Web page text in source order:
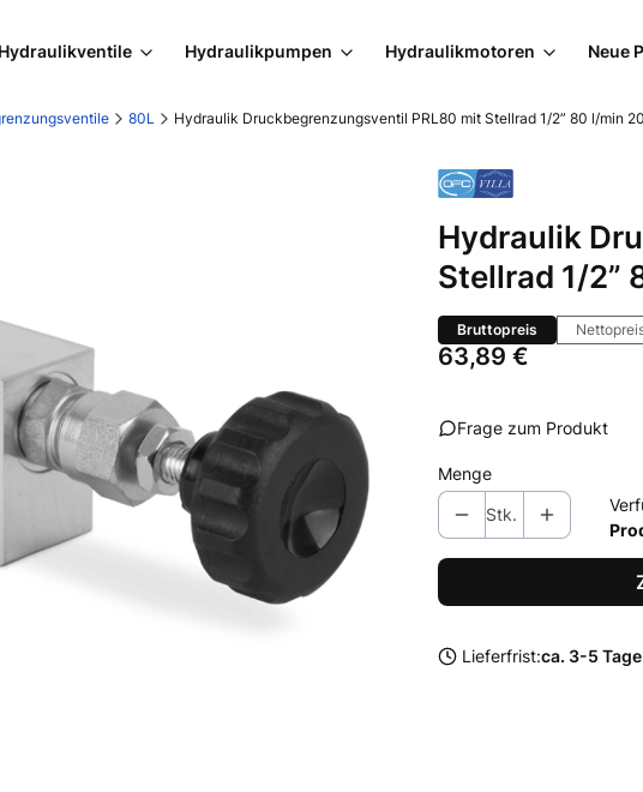
Hydraulikventile Hydraulikpumpen Hydraulikmotoren Neue
80L Hydraulik Druckbegrenzungsventil PRL80 mit Stellrad 1/2” 80 l/min
Hydraulik
Stellrad 1/2”
Bruttopreis
Preis
63,89 €
Frage zum Produkt
Menge
Stk.
Lieferfrist:ca. 3-5 Tage